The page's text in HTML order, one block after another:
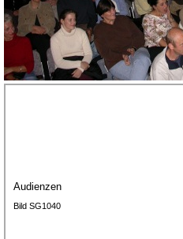
Audienzen
Bild SG1040